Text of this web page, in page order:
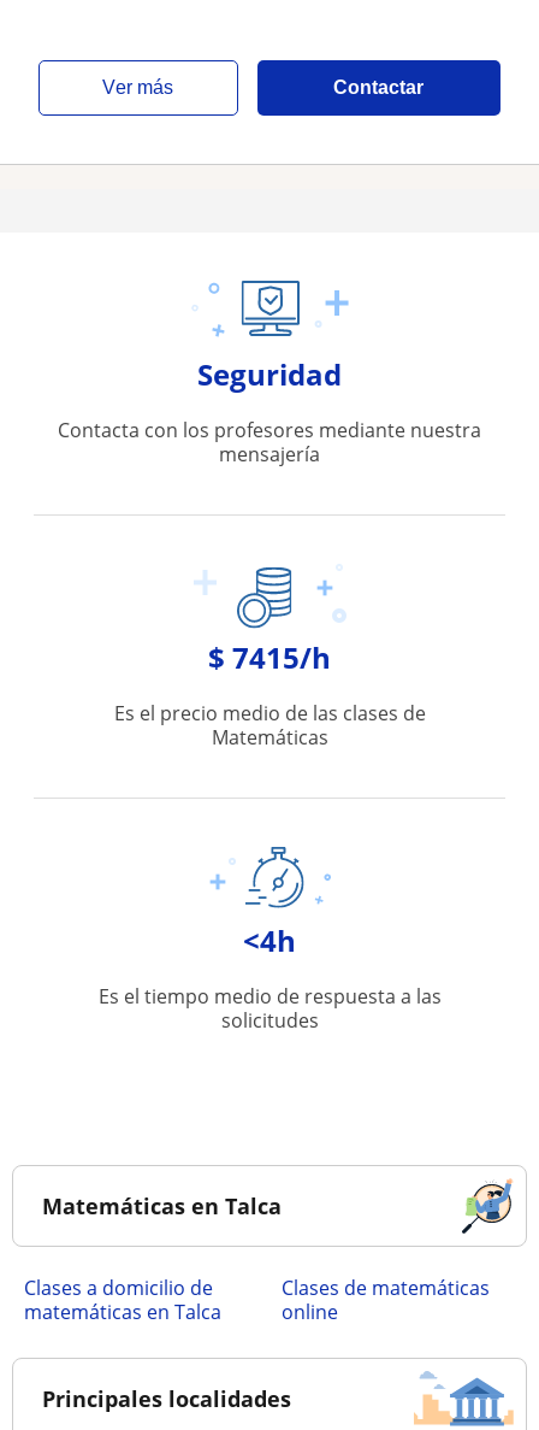
ver más Contactar
Seguridad
Contacta con los profesores mediante nuestra
mensajería
$ 7415/h
Es el precio medio de las clases de
Matemáticas
<4h
Es el tiempo medio de respuesta a las
solicitudes
Matemáticas en Talca
Clases a domicilio de
matemáticas en Talca
Clases de matemáticas
online
Principales localidades